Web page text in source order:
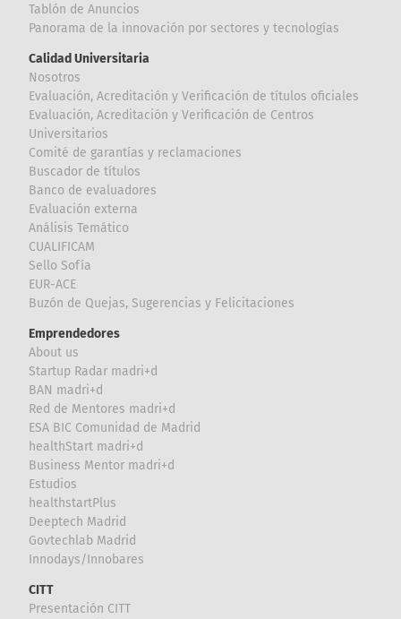
Tablón de Anuncios
Panorama de la innovación por sectores y tecnologías
Calidad Universitaria
Nosotros
Evaluación, Acreditación y Verificación de títulos oficiales
Evaluación, Acreditación y Verificación de Centros
Universitarios
Comité de garantías y reclamaciones
Buscador de títulos
Banco de evaluadores
Evaluación externa
Análisis Temático
CUALIFICAM
Sello Sofía
EUR-ACE
Buzón de Quejas, Sugerencias y Felicitaciones
Emprendedores
About us
Startup Radar madri+d
BAN madri+d
Red de Mentores madri+d
ESA BIC Comunidad de Madrid
healthStart madri+d
Business Mentor madri+d
Estudios
healthstartPlus
Deeptech Madrid
Govtechlab Madrid
Innodays/Innobares
CITT
Presentación CITT